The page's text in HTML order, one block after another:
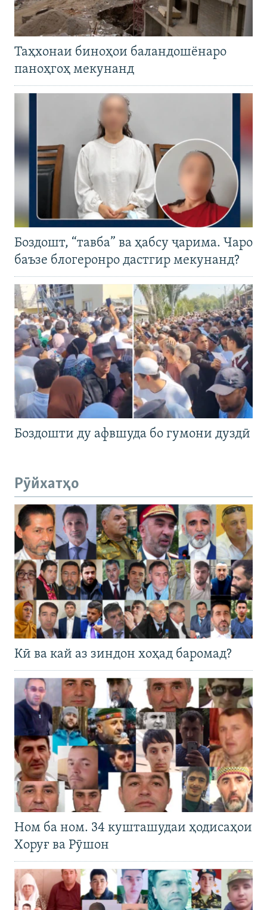
Таҳхонаи биноҳои баландошёнаро
паноҳгоҳ мекунанд
Боздошт, “тавба” ва ҳабсу ҷарима. Чаро
баъзе блогеронро дастгир мекунанд?
Боздошти ду афвшуда бо гумони дуздӣ
Рӯйхатҳо
Кӣ ва кай аз зиндон хоҳад баромад?
Ном ба ном. 34 кушташудаи ҳодисаҳои
Хоруғ ва Рӯшон